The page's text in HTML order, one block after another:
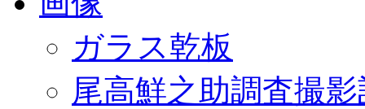
ガラス乾板
尾高鮮之助調査撮